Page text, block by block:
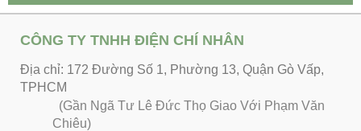
CÔNG TY TNHH ĐIỆN CHÍ NHÂN
Địa chỉ: 172 Đường Số 1, Phường 13, Quận Gò Vấp,
TPHCM
(Gần Ngã Tư Lê Đức Thọ Giao Với Phạm Văn
Chiêu)